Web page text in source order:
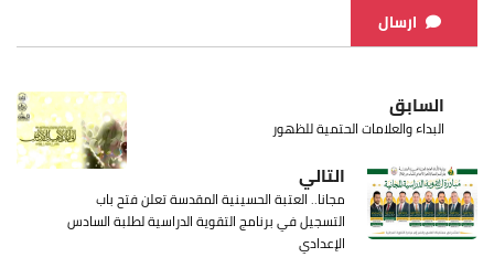
ارسال
السابق
البداء والعلامات الحتمية للظهور
التالي
مجانا.. العتبة الحسينية المقدسة تعلن فتح باب
التسجيل في برنامج التقوية الدراسية لطلبة السادس
الإعدادي